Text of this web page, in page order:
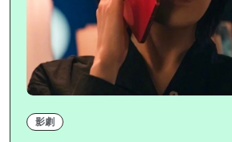
影劇